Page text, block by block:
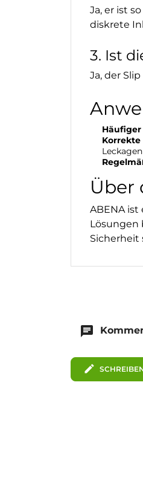
Ja, er ist
diskrete
3. Ist
Ja, der
Häufiger
Korrekte
Leckagen
Über
ABENA
Lösungen
Sicherheit
chat
edit